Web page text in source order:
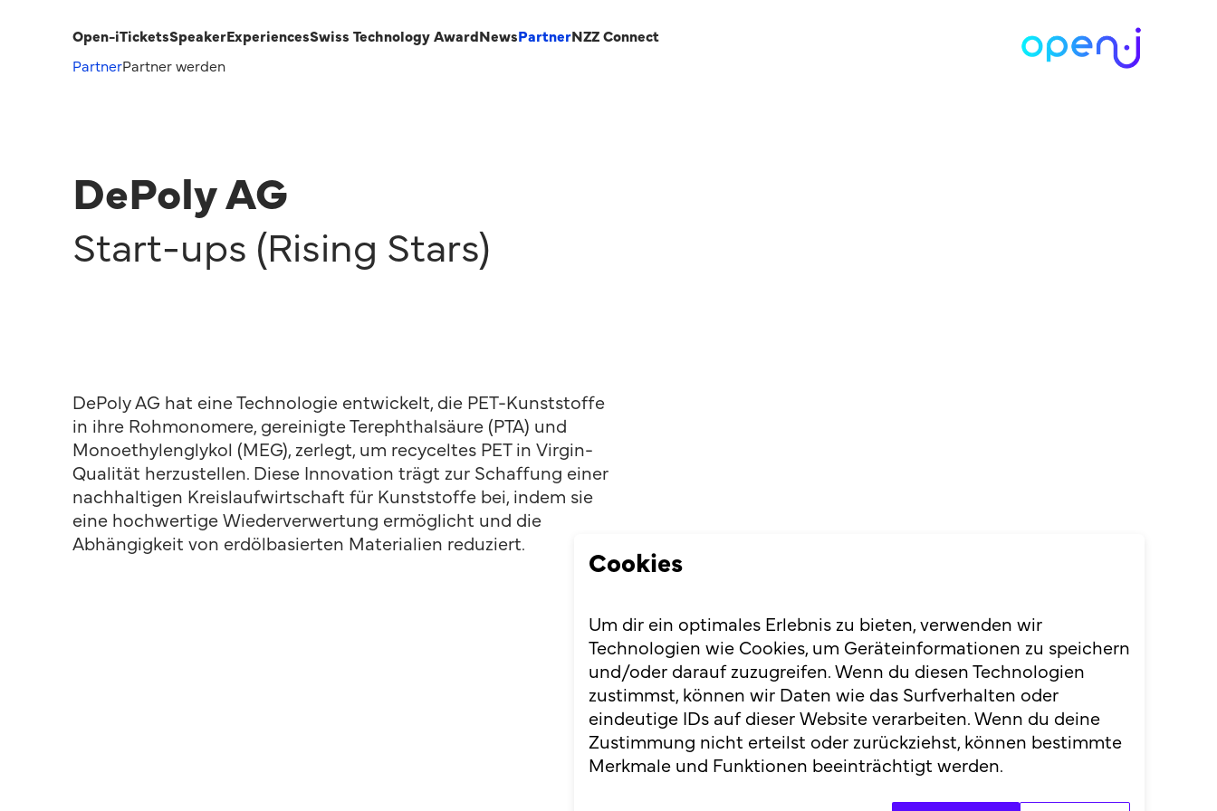
Open-iTicketsSpeakerExperiencesSwiss Technology Award News PartnerNZZ Connect
PartnerPartner werden
DePoly AG
Start-ups (Rising Stars)
DePoly AG hat eine Technologie entwickelt, die PET-Kunststoffe
in ihre Rohmonomere, gereinigte Terephthalsäure (PTA) und
Monoethylenglykol (MEG), zerlegt, um recyceltes PET in Virgin-
Qualität herzustellen. Diese Innovation trägt zur Schaffung einer
nachhaltigen Kreislaufwirtschaft für Kunststoffe bei, indem sie
eine hochwertige Wiederverwertung ermöglicht und die
Abhängigkeit von erdölbasierten Materialien reduziert.
Cookies
Um dir ein optimales Erlebnis zu bieten, verwenden wir
Technologien wie Cookies, um Geräteinformationen zu speichern
und/oder darauf zuzugreifen. Wenn du diesen Technologien
zustimmst, können wir Daten wie das Surfverhalten oder
eindeutige IDs auf dieser Website verarbeiten. Wenn du deine
Zustimmung nicht erteilst oder zurückziehst, können bestimmte
Merkmale und Funktionen beeinträchtigt werden.